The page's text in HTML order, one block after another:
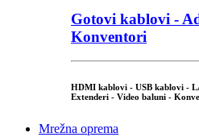
Gotovi kablovi -
Konventori
HDMI kablovi - USB kablovi -
Extenderi - Video baluni -
Mrežna oprema